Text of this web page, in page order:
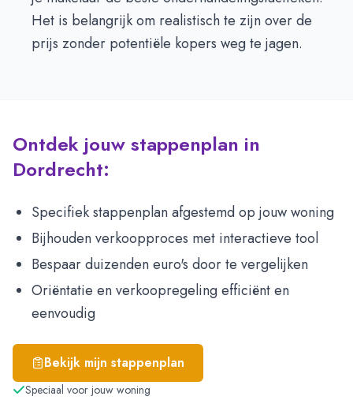
Het is belangrijk om realistisch te zijn over de
prijs zonder potentiële kopers weg te jagen.
Ontdek jouw stappenplan in
Dordrecht:
Specifiek stappenplan afgestemd op jouw woning
Bijhouden verkoopproces met interactieve tool
Bespaar duizenden euro's door te vergelijken
Oriëntatie en verkoopregeling efficiënt en
eenvoudig
Bekijk mijn stappenplan
Speciaal voor jouw woning